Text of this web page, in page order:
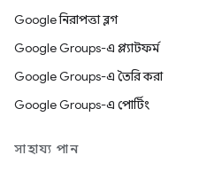
Google নিরাপত্তা ব্লগ
Google Groups-এ প্ল্যাটফর্ম
Google Groups-এ তৈরি করা
Google Groups-এ পোর্টিং
সাহায্য পান